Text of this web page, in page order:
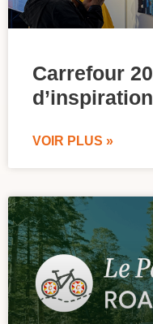
Carrefour
d’inspiration
VOIR PLUS »